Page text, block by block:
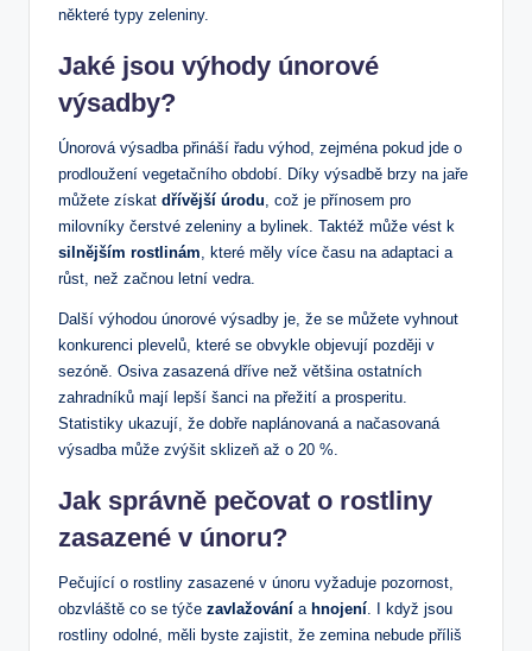
některé typy zeleniny.
Jaké jsou výhody únorové
výsadby?
Únorová výsadba přináší řadu výhod, zejména pokud jde o
prodloužení vegetačního období. Díky výsadbě brzy na jaře
můžete získat dřívější úrodu , což je přínosem pro
milovníky čerstvé zeleniny a bylinek. Taktéž může vést k
silnějším rostlinám , které měly více času na adaptaci a
růst, než začnou letní vedra.
Další výhodou únorové výsadby je, že se můžete vyhnout
konkurenci plevelů, které se obvykle objevují později v
sezóně. Osiva zasazená dříve než většina ostatních
zahradníků mají lepší šanci na přežití a prosperitu.
Statistiky ukazují, že dobře naplánovaná a načasovaná
výsadba může zvýšit sklizeň až o 20 %.
Jak správně pečovat o rostliny
zasazené v únoru?
Pečující o rostliny zasazené v únoru vyžaduje pozornost,
obzvláště co se týče zavlažování a hnojení . I když jsou
rostliny odolné, měli byste zajistit, že zemina nebude příliš